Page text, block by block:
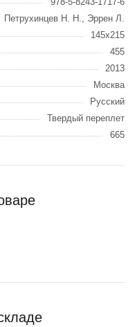
Петрухинцев Н. Н., Эррен Л.
145х215
455
2013
Москва
Русский
Твердый переплет
665